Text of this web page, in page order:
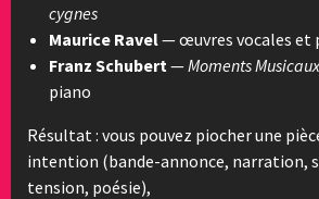
cygnes
Maurice Ravel— œuvres vocales et
Franz Schubert —Moments Musicaux
piano
Résultat : vous pouvez piocher une
intention (bande-annonce, narration,
tension, poésie),